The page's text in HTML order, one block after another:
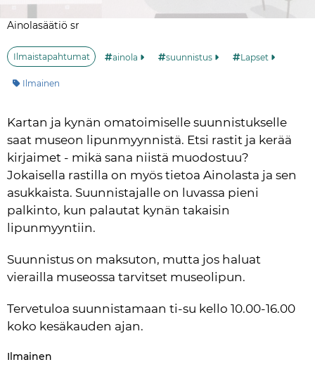
Ainolasäätiö sr
Ilmaistapahtumat ainola suunnistus Lapset
Kategoria:
Ilmainen
Kartan ja kynän omatoimiselle suunnistukselle
saat museon lipunmyynnistä. Etsi rastit ja kerää
kirjaimet - mikä sana niistä muodostuu?
Jokaisella rastilla on myös tietoa Ainolasta ja sen
asukkaista. Suunnistajalle on luvassa pieni
palkinto, kun palautat kynän takaisin
lipunmyyntiin.
Suunnistus on maksuton, mutta jos haluat
vierailla museossa tarvitset museolipun.
Tervetuloa suunnistamaan ti-su kello 10.00-16.00
koko kesäkauden ajan.
Kategoria:
Ilmainen